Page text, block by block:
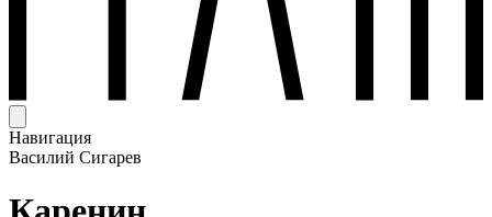
Навигация
Василий Сигарев